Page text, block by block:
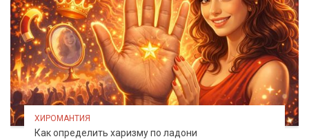
ХИРОМАНТИЯ
Как определить харизму по ладони